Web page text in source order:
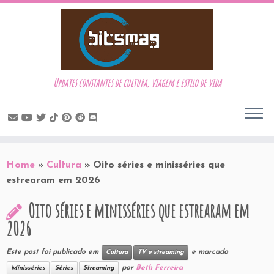
to
content
Updates constantes de cultura, viagem e estilo de vida
Home » Cultura » Oito séries e minisséries que
estrearam em 2026
Oito séries e minisséries que estrearam em
2026
Este post foi publicado em Cultura TV e streaming e marcado
Minisséries Séries Streaming por Beth Ferreira